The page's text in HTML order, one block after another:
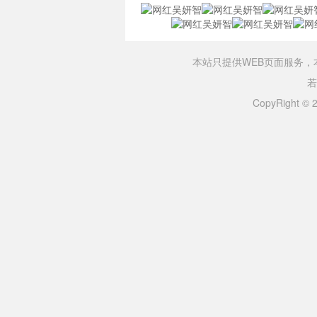
本站只提供WEB页面服务
CopyRight ©